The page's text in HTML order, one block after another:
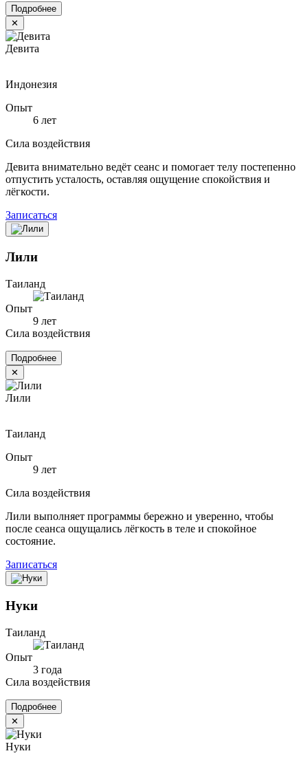
Подробнее
✕
Девита
Индонезия
Опыт
6 лет
Сила воздействия
Девита внимательно ведёт сеанс и помогает телу постепенно
отпустить усталость, оставляя ощущение спокойствия и
лёгкости.
Записаться
Лили
Таиланд
Опыт
9 лет
Сила воздействия
Подробнее
✕
Лили
Таиланд
Опыт
9 лет
Сила воздействия
Лили выполняет программы бережно и уверенно, чтобы
после сеанса ощущались лёгкость в теле и спокойное
состояние.
Записаться
Нуки
Таиланд
Опыт
3 года
Сила воздействия
Подробнее
✕
Нуки